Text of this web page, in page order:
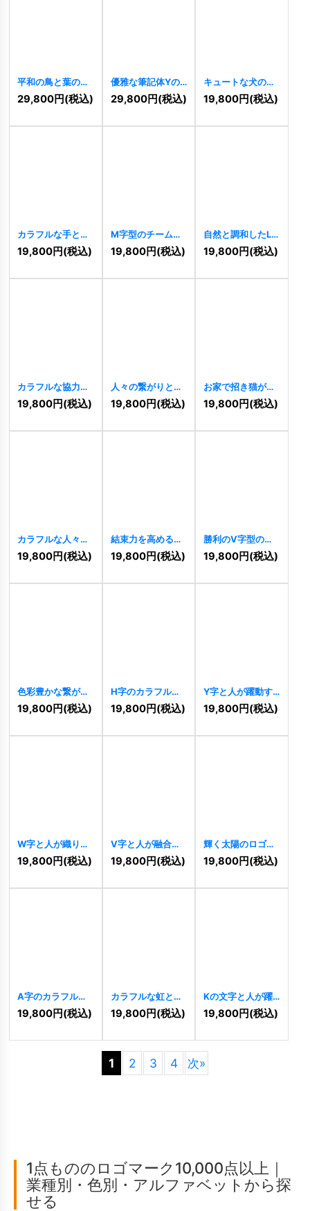
平和の鳥と葉のロ
ゴ[ 10781]
29,800円(税込)
優雅な筆記体Yの
黄金サークルロゴ
10506 ]
29,800円(税込)
キュートな犬のロ
ゴ 10503]
19,800円(税込)
カラフルな手と手
を取り合う共創ロ
ゴ [ 10502 ]
19,800円(税込)
M字型のチームワ
ークロゴ [10476 ]
19,800円(税込)
自然と調和したL
字ロゴ[10477]
19,800円(税込)
カラフルな協力ロ
ゴ 10473]
19,800円(税込)
人々の繋がりと協
力を象徴するS字
ロゴ 10464]
19,800円(税込)
お家で招き猫が輝
く安心ロゴ
10460 ]
19,800円(税込)
カラフルな人々が
織りなす共創と結
束のロゴ
10462]
19,800円(税込)
結束力を高める人
材ロゴ [10455]
19,800円(税込)
勝利のV字型の人
物ロゴ[10457]
19,800円(税込)
色彩豊かな繋がり
と輝きを表現した
ロゴ 10458]
19,800円(税込)
H字のカラフルな
虹の希望ロゴ
10454]
19,800円(税込)
Y字と人が躍動す
る希望の成長ロゴ
10449 ]
19,800円(税込)
W字と人が織りな
すチームワークロ
ゴ [ 10450]
19,800円(税込)
V字と人が融合し
た勝利と成長のロ
ゴ [ 10447]
19,800円(税込)
輝く太陽のロゴ
[10446]
19,800円(税込)
A字のカラフルな
虹の希望ロゴ
10443
19,800円(税込)
カラフルな虹と太
陽の希望ロゴ
10440]
19,800円(税込)
Kの文字と人が躍
動する希望の成長
ロゴ 10435]
19,800円(税込)
1 2 3 4 次»
1点もののロゴマーク10,000点以上｜
業種別・色別・アルファベットから探
せる